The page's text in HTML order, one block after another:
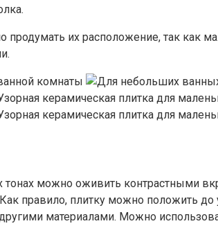
их расположение, так как
можно оживить контрастными
правило, плитку можно положить
материалами. Можно